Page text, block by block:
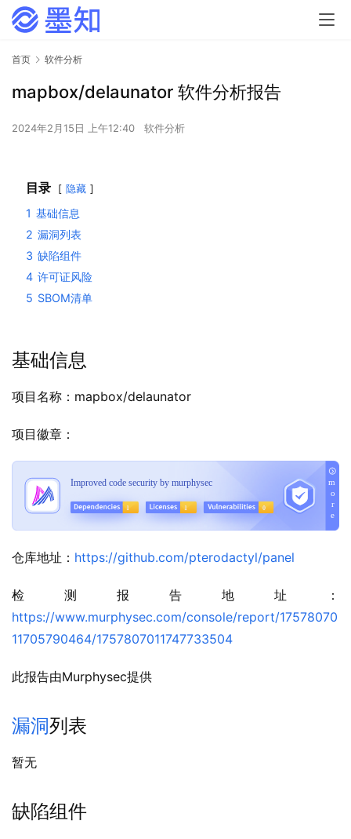
首页 软件分析
mapbox/delaunator 软件分析报告
2024年2月15日 上午12:40 软件分析
目录 隐藏
1 基础信息
2 漏洞列表
3 缺陷组件
4 许可证风险
5 SBOM清单
基础信息
项目名称：mapbox/delaunator
项目徽章：
仓库地址： https://github.com/pterodactyl/panel
检测报告地址：
https://www.murphysec.com/console/report/17578070
11705790464/1757807011747733504
此报告由Murphysec提供
漏洞列表
暂无
缺陷组件